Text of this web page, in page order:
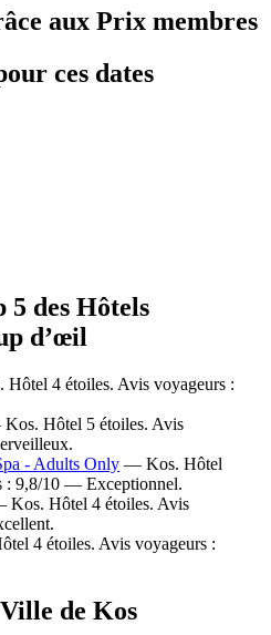
aux Prix membres
ces dates
5 des Hôtels
d’œil
4 étoiles. Avis voyageurs :
Hôtel 5 étoiles. Avis
- Adults Only — Kos. Hôtel
: 9,8/10 — Exceptionnel.
Hôtel 4 étoiles. Avis
4 étoiles. Avis voyageurs :
de Kos